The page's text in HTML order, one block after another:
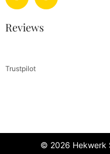
Reviews
Trustpilot
© 2026 Hekwerk